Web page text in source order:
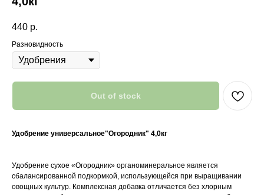
440 р.
Разновидность
Out of stock
Удобрение универсальное"Огородник" 4,0кг
Удобрение сухое «Огородник» органоминеральное является
сбалансированной подкормкой, использующейся при выращивании
овощных культур. Комплексная добавка отличается без хлорным